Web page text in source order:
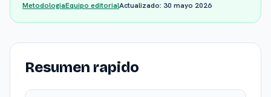
MetodologiaEquipo editorialActualizado: 30 mayo 2026
Resumen rapido